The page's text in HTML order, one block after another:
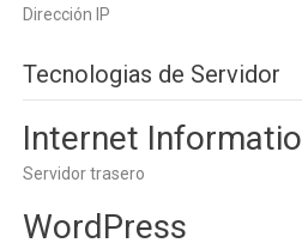
Dirección IP
Tecnologias de Servidor
Internet
Servidor trasero
WordPress